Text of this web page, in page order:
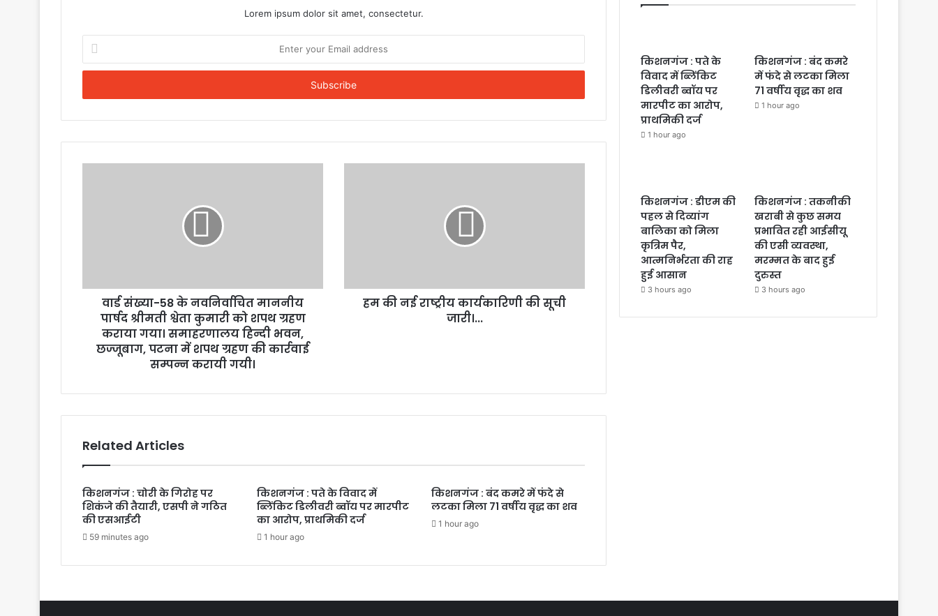
Lorem ipsum dolor sit amet, consectetur.
Enter
your
Email
वार्ड संख्या-58 के नवनिर्वाचित माननीय
पार्षद श्रीमती श्वेता कुमारी को शपथ ग्रहण
कराया गया। समाहरणालय हिन्दी भवन,
छज्जूबाग, पटना में शपथ ग्रहण की कार्रवाई
सम्पन्न करायी गयी।
हम की नई राष्ट्रीय कार्यकारिणी की सूची
जारी।...
Related Articles
किशनगंज : चोरी के गिरोह पर
शिकंजे की तैयारी, एसपी ने गठित
की एसआईटी
59 minutes ago
किशनगंज : पते के विवाद में
ब्लिंकिट डिलीवरी ब्वॉय पर मारपीट
का आरोप, प्राथमिकी दर्ज
1 hour ago
किशनगंज : बंद कमरे में फंदे से
लटका मिला 71 वर्षीय वृद्ध का शव
1 hour ago
किशनगंज : पते के
विवाद में ब्लिंकिट
डिलीवरी ब्वॉय पर
मारपीट का आरोप,
प्राथमिकी दर्ज
1 hour ago
किशनगंज : बंद कमरे
में फंदे से लटका मिला
71 वर्षीय वृद्ध का शव
1 hour ago
किशनगंज : डीएम की
पहल से दिव्यांग
बालिका को मिला
कृत्रिम पैर,
आत्मनिर्भरता की राह
हुई आसान
3 hours ago
किशनगंज : तकनीकी
खराबी से कुछ समय
प्रभावित रही आईसीयू
की एसी व्यवस्था,
मरम्मत के बाद हुई
दुरुस्त
3 hours ago